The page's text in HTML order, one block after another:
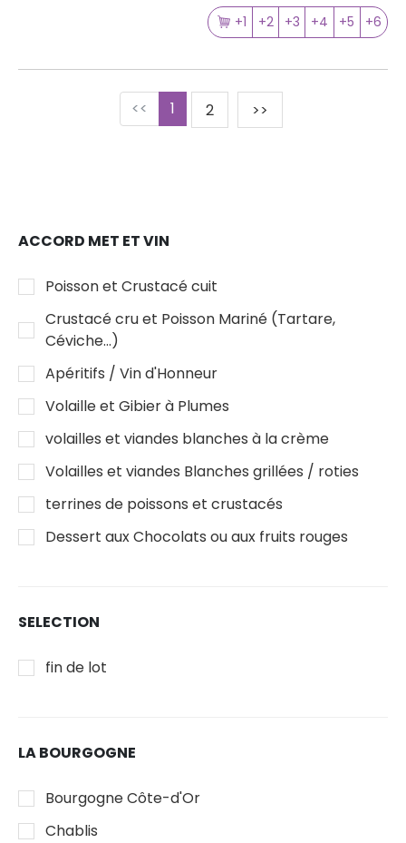
+1
+2 +3 +4 +5 +6
<< 1 2 >>
ACCORD MET ET VIN
Poisson et Crustacé cuit
Crustacé cru et Poisson Mariné (Tartare,
Céviche...)
Apéritifs / Vin d'Honneur
Volaille et Gibier à Plumes
volailles et viandes blanches à la crème
Volailles et viandes Blanches grillées / roties
terrines de poissons et crustacés
Dessert aux Chocolats ou aux fruits rouges
SELECTION
fin de lot
LA BOURGOGNE
Bourgogne Côte-d'Or
Chablis